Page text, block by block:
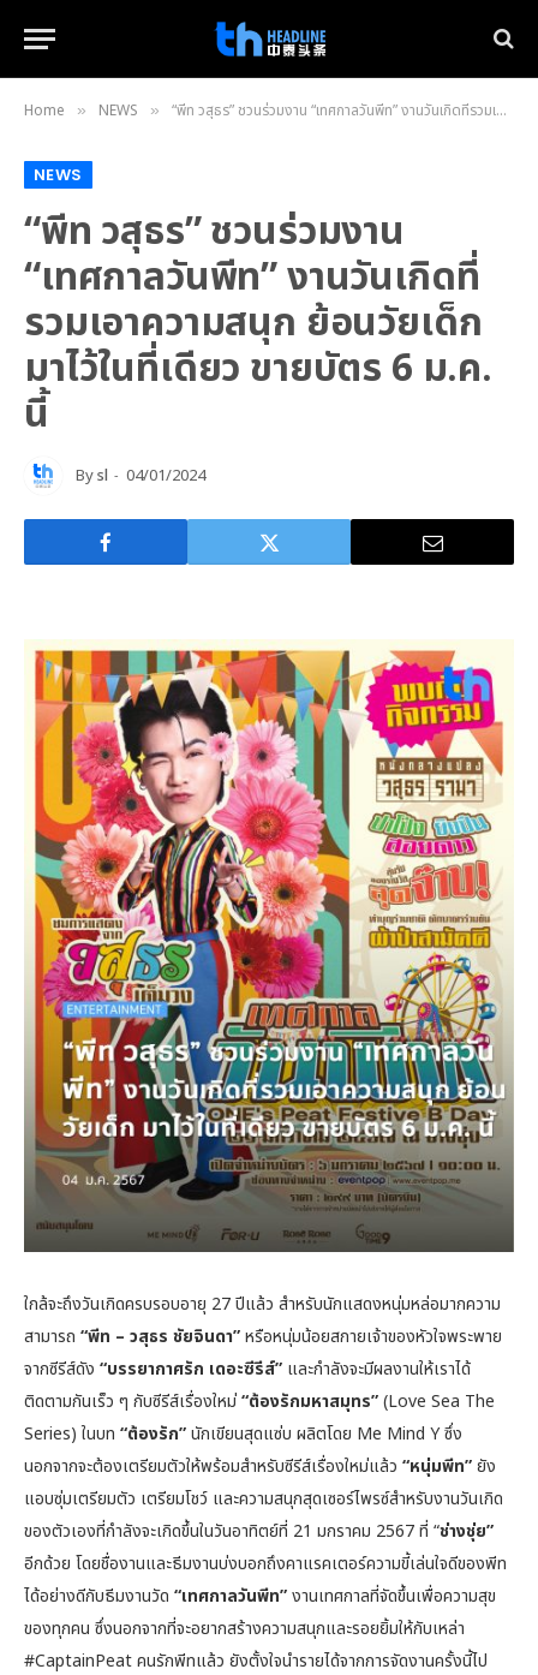
Home » NEWS » “พีท วสุธร” ชวนร่วมงาน “เทศกาลวันพีท” งานวันเกิดที่รวมเอาความสนุก ย้อนวัยเด็ก มาไว้ในที่เดียว ขายบัตร 6 ม.ค. นี้
NEWS
“พีท วสุธร” ชวนร่วมงาน
“เทศกาลวันพีท” งานวันเกิดที่
รวมเอาความสนุก ย้อนวัยเด็ก
มาไว้ในที่เดียว ขายบัตร 6 ม.ค.
นี้
Bysl 04/01/2024
ใกล้จะถึงวันเกิดครบรอบอายุ 27 ปีแล้ว สำหรับนักแสดงหนุ่มหล่อมากความ
สามารถ “พีท – วสุธร ชัยจินดา”หรือหนุ่มน้อยสกายเจ้าของหัวใจพระพาย
จากซีรีส์ดัง “บรรยากาศรัก เดอะซีรีส์” และกำลังจะมีผลงานให้เราได้
ติดตามกันเร็ว ๆ กับซีรีส์เรื่องใหม่“ต้องรักมหาสมุทร”(Love Sea The
Series) ในบท “ต้องรัก”นักเขียนสุดแซ่บ ผลิตโดย Me Mind Y ซึ่ง
นอกจากจะต้องเตรียมตัวให้พร้อมสำหรับซีรีส์เรื่องใหม่แล้ว “หนุ่มพีท”ยัง
แอบซุ่มเตรียมตัว เตรียมโชว์ และความสนุกสุดเซอร์ไพรซ์สำหรับงานวันเกิด
ของตัวเองที่กำลังจะเกิดขึ้นในวันอาทิตย์ที่ 21 มกราคม 2567 ที่ “ช่างชุ่ย”
อีกด้วย โดยชื่องานและธีมงานบ่งบอกถึงคาแรคเตอร์ความขี้เล่นใจดีของพีท
ได้อย่างดีกับธีมงานวัด “เทศกาลวันพีท”งานเทศกาลที่จัดขึ้นเพื่อความสุข
ของทุกคน ซึ่งนอกจากที่จะอยากสร้างความสนุกและรอยยิ้มให้กับเหล่า
#CaptainPeatคนรักพีทแล้ว ยังตั้งใจนำรายได้จากการจัดงานครั้งนี้ไป